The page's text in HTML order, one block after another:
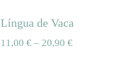
Língua de Vaca
11,00 € – 20,90 €